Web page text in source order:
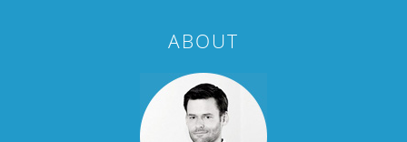
ABOUT